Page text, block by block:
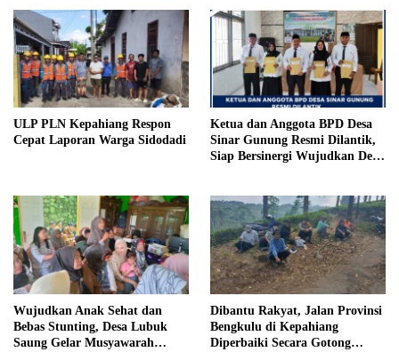
Penjara
ULP PLN Kepahiang Respon
Cepat Laporan Warga Sidodadi
Ketua dan Anggota BPD Desa
Sinar Gunung Resmi Dilantik,
Siap Bersinergi Wujudkan Desa
Wujudkan Anak Sehat dan
Bebas Stunting, Desa Lubuk
Saung Gelar Musyawarah
Dibantu Rakyat, Jalan Provinsi
Bengkulu di Kepahiang
Diperbaiki Secara Gotong